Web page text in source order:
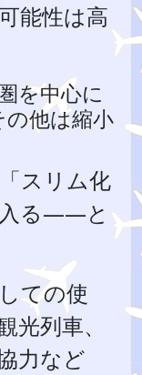
能性は高
を中心に
の他は縮小
スリム化
入る――と
ての使
列車、
力など